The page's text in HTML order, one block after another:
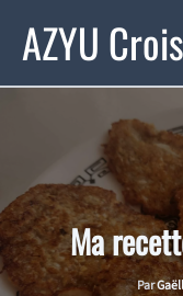
contenu
AZYU
Ma
Par